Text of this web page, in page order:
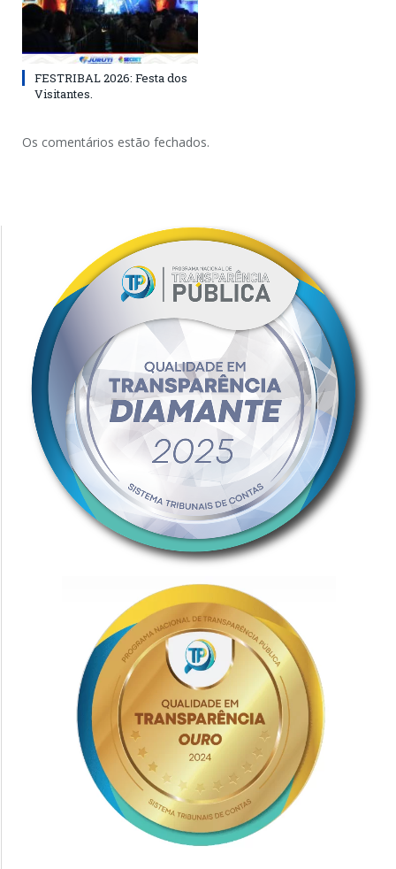
FESTRIBAL 2026: Festa dos
Visitantes.
Os comentários estão fechados.